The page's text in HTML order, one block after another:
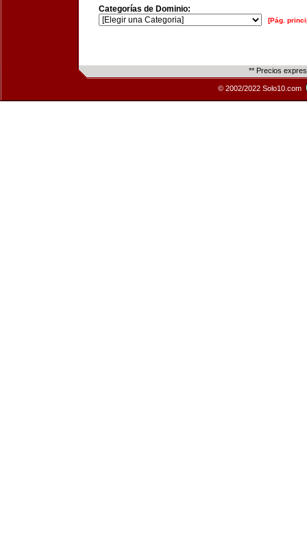
Categorías de Dominio:
[Pág.
** Precios
© 2002/2022 Solo10.com